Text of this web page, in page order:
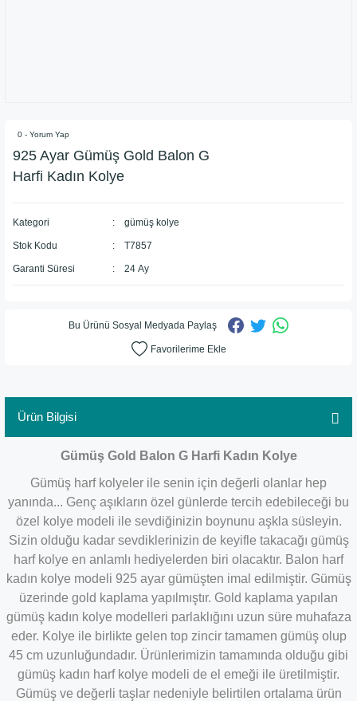
0 - Yorum Yap
925 Ayar Gümüş Gold Balon G
Harfi Kadın Kolye
Kategori gümüş kolye
Stok Kodu T7857
Garanti Süresi 24 Ay
Bu Ürünü Sosyal Medyada Paylaş
Ürün Bilgisi
Gümüş Gold Balon G Harfi Kadın Kolye
Gümüş harf kolyeler ile senin için değerli olanlar hep
yanında... Genç aşıkların özel günlerde tercih edebileceği bu
özel kolye modeli ile sevdiğinizin boynunu aşkla süsleyin.
Sizin olduğu kadar sevdiklerinizin de keyifle takacağı gümüş
harf kolye en anlamlı hediyelerden biri olacaktır. Balon harf
kadın kolye modeli 925 ayar gümüşten imal edilmiştir. Gümüş
üzerinde gold kaplama yapılmıştır. Gold kaplama yapılan
gümüş kadın kolye modelleri parlaklığını uzun süre muhafaza
eder. Kolye ile birlikte gelen top zincir tamamen gümüş olup
45 cm uzunluğundadır. Ürünlerimizin tamamında olduğu gibi
gümüş kadın harf kolye modeli de el emeği ile üretilmiştir.
Gümüş ve değerli taşlar nedeniyle belirtilen ortalama ürün